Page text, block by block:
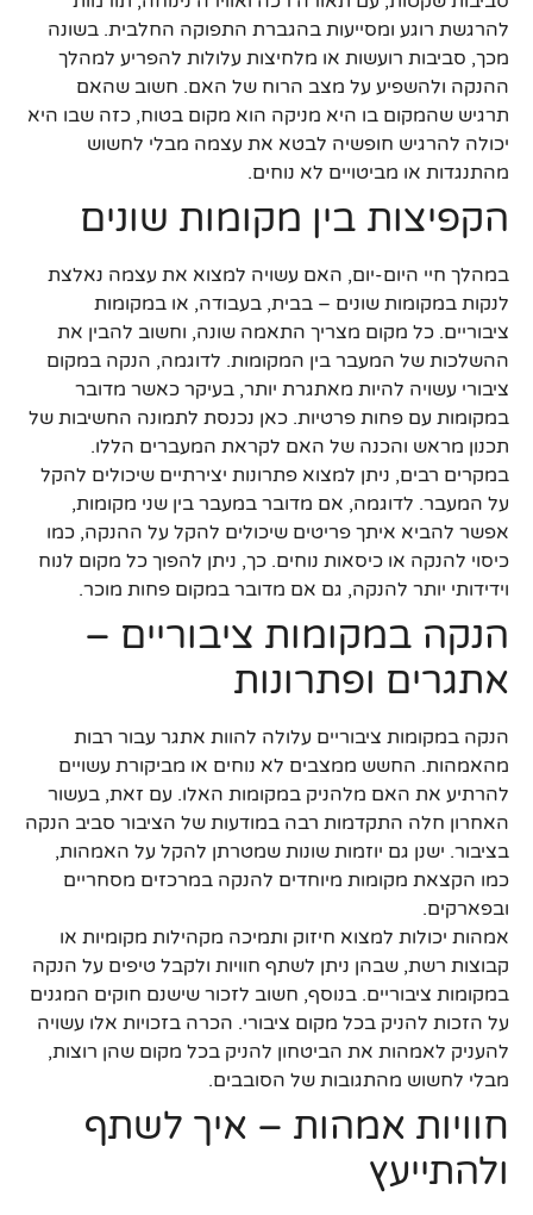
להרגשת רוגע ומסייעות בהגברת התפוקה החלבית. בשונה
מכך, סביבות רועשות או מלחיצות עלולות להפריע למהלך
ההנקה ולהשפיע על מצב הרוח של האם. חשוב שהאם
תרגיש שהמקום בו היא מניקה הוא מקום בטוח, כזה שבו היא
יכולה להרגיש חופשיה לבטא את עצמה מבלי לחשוש
מהתנגדות או מביטויים לא נוחים.
הקפיצות בין מקומות שונים
במהלך חיי היום-יום, האם עשויה למצוא את עצמה נאלצת
לנקות במקומות שונים – בבית, בעבודה, או במקומות
ציבוריים. כל מקום מצריך התאמה שונה, וחשוב להבין את
ההשלכות של המעבר בין המקומות. לדוגמה, הנקה במקום
ציבורי עשויה להיות מאתגרת יותר, בעיקר כאשר מדובר
במקומות עם פחות פרטיות. כאן נכנסת לתמונה החשיבות של
תכנון מראש והכנה של האם לקראת המעברים הללו.
במקרים רבים, ניתן למצוא פתרונות יצירתיים שיכולים להקל
על המעבר. לדוגמה, אם מדובר במעבר בין שני מקומות,
אפשר להביא איתך פריטים שיכולים להקל על ההנקה, כמו
כיסוי להנקה או כיסאות נוחים. כך, ניתן להפוך כל מקום לנוח
וידידותי יותר להנקה, גם אם מדובר במקום פחות מוכר.
הנקה במקומות ציבוריים –
אתגרים ופתרונות
הנקה במקומות ציבוריים עלולה להוות אתגר עבור רבות
מהאמהות. החשש ממצבים לא נוחים או מביקורת עשויים
להרתיע את האם מלהניק במקומות האלו. עם זאת, בעשור
האחרון חלה התקדמות רבה במודעות של הציבור סביב הנקה
בציבור. ישנן גם יוזמות שונות שמטרתן להקל על האמהות,
כמו הקצאת מקומות מיוחדים להנקה במרכזים מסחריים
ובפארקים.
אמהות יכולות למצוא חיזוק ותמיכה מקהילות מקומיות או
קבוצות רשת, שבהן ניתן לשתף חוויות ולקבל טיפים על הנקה
במקומות ציבוריים. בנוסף, חשוב לזכור שישנם חוקים המגנים
על הזכות להניק בכל מקום ציבורי. הכרה בזכויות אלו עשויה
להעניק לאמהות את הביטחון להניק בכל מקום שהן רוצות,
מבלי לחשוש מהתגובות של הסובבים.
חוויות אמהות – איך לשתף
ולהתייעץ